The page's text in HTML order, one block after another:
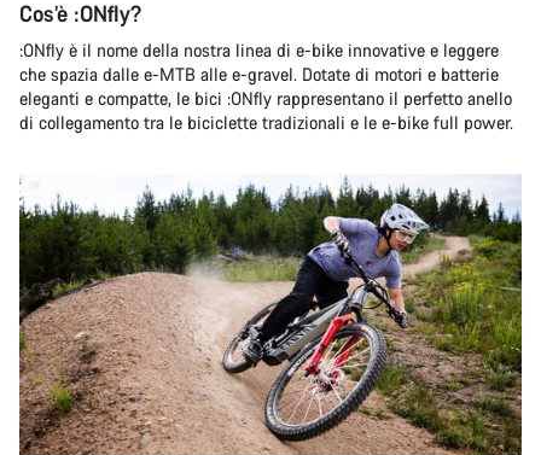
Cos’è :ONfly?
:ONfly è il nome della nostra linea di e-bike innovative e leggere
che spazia dalle e-MTB alle e-gravel. Dotate di motori e batterie
eleganti e compatte, le bici :ONfly rappresentano il perfetto anello
di collegamento tra le biciclette tradizionali e le e-bike full power.